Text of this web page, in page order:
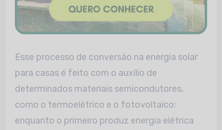
Esse processo de conversão na energia solar
para casas é feito com o auxílio de
determinados materiais semicondutores,
como o termoelétrico e o fotovoltaico:
enquanto o primeiro produz energia elétrica